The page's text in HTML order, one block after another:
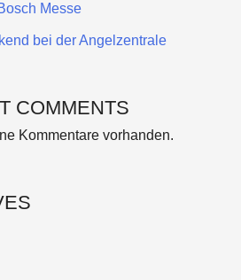
Messe
bei der Angelzentrale
COMMENTS
Kommentare vorhanden.